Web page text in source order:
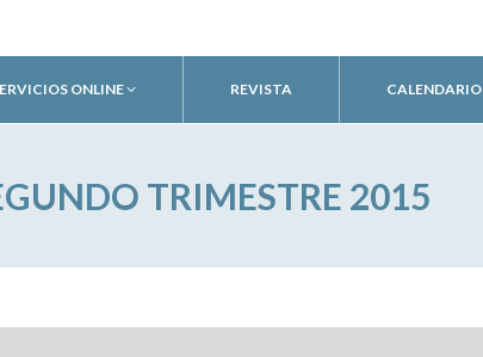
ONLINE REVISTA CALENDARIO
TRIMESTRE 2015